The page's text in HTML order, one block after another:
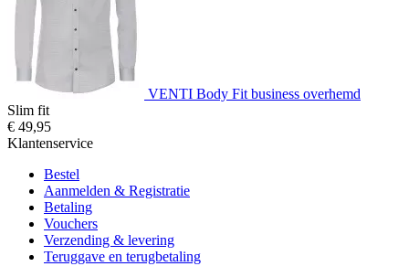
VENTI Body Fit business overhemd
Slim fit
€ 49,95
Klantenservice
Bestel
Aanmelden & Registratie
Betaling
Vouchers
Verzending & levering
Teruggave en terugbetaling